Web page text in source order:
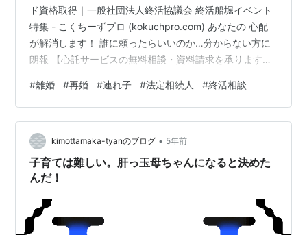
ド資格取得｜一般社団法人終活協議会 終活船堀イベント
特集 - こくちーずプロ (kokuchpro.com) あなたの 心配
が解消します！ 誰に頼ったらいいのか…分からない方に
朗報 【心託サービスの無料相談・資料請求を承ります】
い合わせ：資料請求】
#離婚 #再婚 #連れ子 #法定相続人 #終活相談
kimottamaka-tyanのブログ • 5年前
子育ては難しい。肝っ玉母ちゃんになると決めた
んだ！